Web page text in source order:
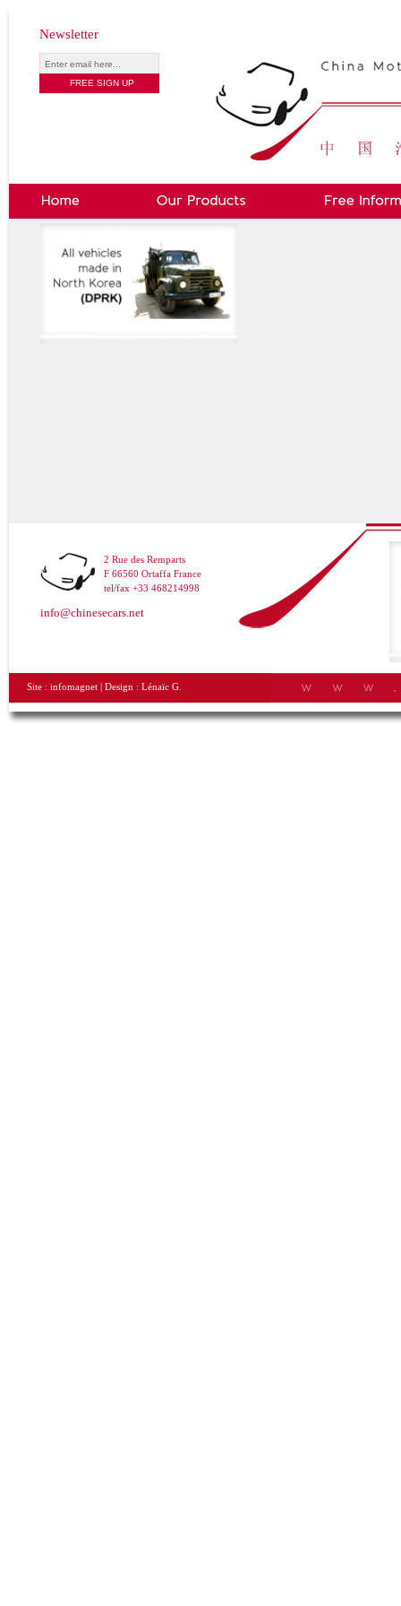
Newsletter
2 Rue des Remparts
F 66560 Ortaffa France
tel/fax +33 468214998
info@chinesecars.net
Site : infomagnet | Design : Lénaïc G.